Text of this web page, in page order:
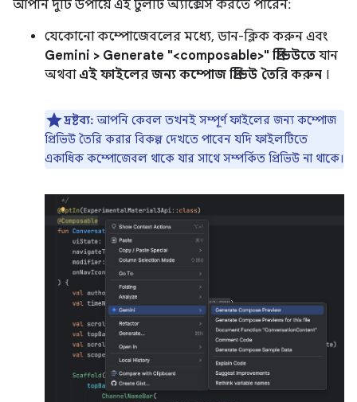
আপনি দুটি উপায়ে এই টুলটি অ্যাক্সেস করতে পারেন:
যেকোনো কম্পোজেবলের মধ্যে, ডান-ক্লিক করুন এবং
Gemini > Generate "<composable>" প্রিভিউতে যান
অথবা এই ফাইলের জন্য কম্পোজ প্রিভিউ তৈরি করুন ।
দ্রষ্টব্য: আপনি কেবল তখনই সম্পূর্ণ ফাইলের জন্য কম্পোজ
প্রিভিউ তৈরি করার বিকল্প দেখতে পাবেন যদি ফাইলটিতে
একাধিক কম্পোজেবল থাকে যার সাথে সম্পর্কিত প্রিভিউ না থাকে।